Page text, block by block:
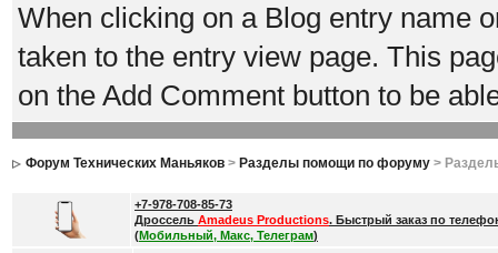
When clicking on a Blog entry name
taken to the entry view page. This
on the Add Comment button to be
Форум Технических Маньяков> Разделы помощи по форуму>
+7-978-708-85-73
Дроссель Amadeus Productions. Быстрый заказ по
(Мобильный, Макс, Телеграм)